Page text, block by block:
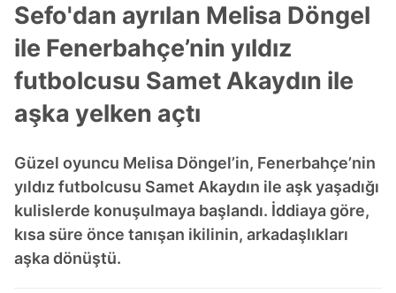
Sefo'dan ayrılan Melisa Döngel
ile Fenerbahçe’nin yıldız
futbolcusu Samet Akaydın ile
aşka yelken açtı
Güzel oyuncu Melisa Döngel’in, Fenerbahçe’nin
yıldız futbolcusu Samet Akaydın ile aşk yaşadığı
kulislerde konuşulmaya başlandı. İddiaya göre,
kısa süre önce tanışan ikilinin, arkadaşlıkları
aşka dönüştü.